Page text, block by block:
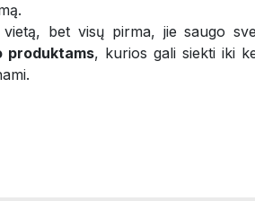
bet visų pirma, jie saugo
produktams, kurios gali siekti iki